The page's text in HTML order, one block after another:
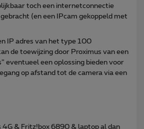
toch een internetconnectie
(en een IPcam gekoppeld met
IP adres van het type 100
de toewijzing door Proximus van een
eventueel een oplossing bieden voor
op afstand tot de camera via een
4G & Fritz!box 6890 & laptop al dan